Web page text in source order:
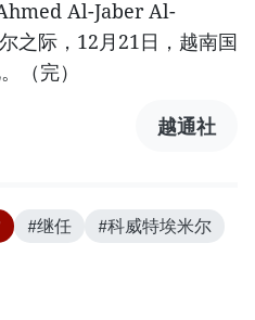
Al-Jaber Al-
之际，12月21日，越南国
（完）
越通社
#继任
#科威特埃米尔